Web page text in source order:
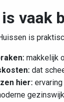
vaak
is
makkelijk
dat
hier: